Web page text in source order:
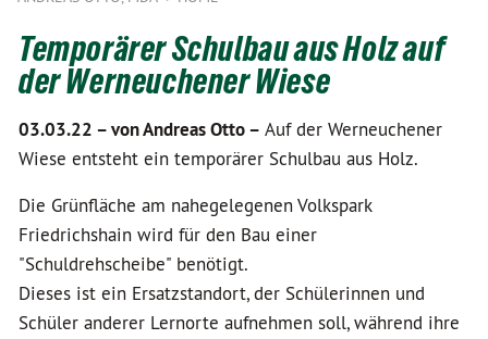
Temporärer Schulbau aus Holz auf
der Werneuchener Wiese
03.03.22 –von Andreas Otto – Auf der Werneuchener
Wiese entsteht ein temporärer Schulbau aus Holz.
Die Grünfläche am nahegelegenen Volkspark
Friedrichshain wird für den Bau einer
"Schuldrehscheibe" benötigt.
Dieses ist ein Ersatzstandort, der Schülerinnen und
Schüler anderer Lernorte aufnehmen soll, während ihre